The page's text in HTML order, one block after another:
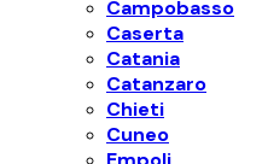
Campobasso
Caserta
Catania
Catanzaro
Chieti
Cuneo